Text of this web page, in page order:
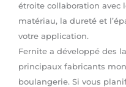
étroite collaboration avec
matériau, la dureté et
votre application.
Fernite a développé des
principaux fabricants
boulangerie. Si vous